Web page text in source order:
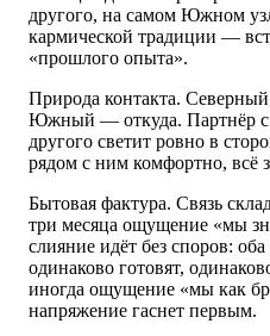
другого, на самом Южном
кармической традиции —
«прошлого опыта».
Природа контакта.
Южный — откуда. Партнёр
другого светит ровно в
рядом с ним комфортно, всё
Бытовая фактура. Связь
три месяца ощущение «мы
слияние идёт без споров:
одинаково готовят,
иногда ощущение «мы как
напряжение гаснет первым.